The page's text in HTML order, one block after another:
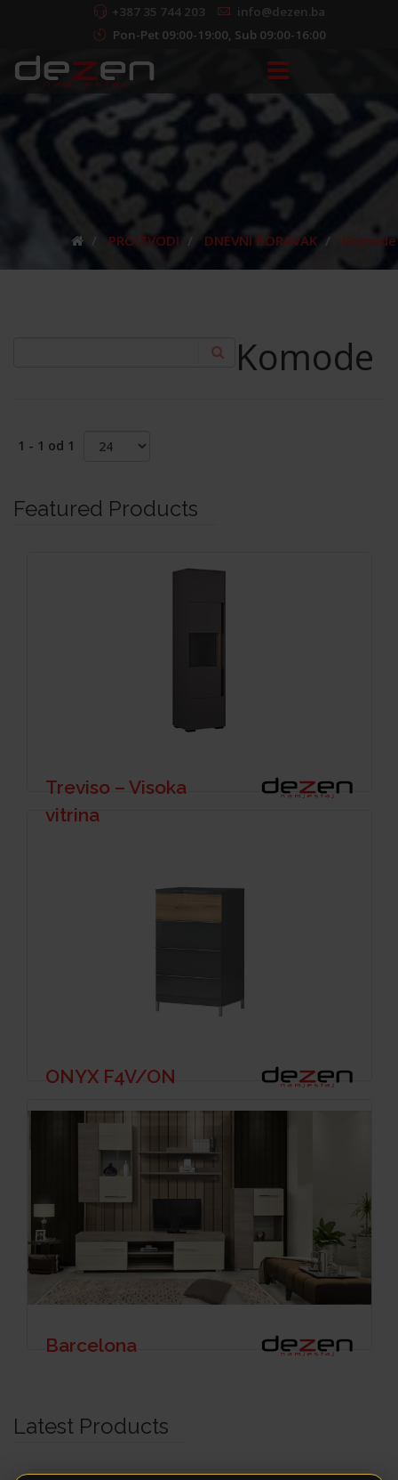
+387 35 744 203
info@dezen.ba
Pon-Pet 09:00-19:00, Sub 09:00-16:00
PROIZVODI DNEVNI BORAVAK Komode
Komode
1 - 1 od 1
Featured Products
Treviso – Visoka
vitrina
ONYX F4V/ON
Barcelona
Latest Products